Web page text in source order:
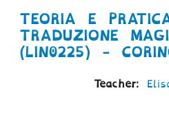
TEORIA E
TRADUZIONE
(LIN0225) -
Teacher: